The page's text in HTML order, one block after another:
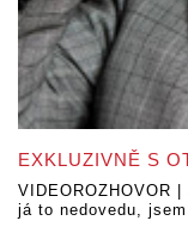
EXKLUZIVNĚ S
VIDEOROZHOVOR
já to nedovedu,